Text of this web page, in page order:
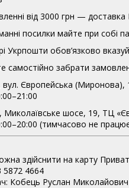
від 3000 грн —
посилки майте при собі
Укрпошти обов’язково
самостійно забрати
вул. Європейська (Миронова),
Миколаївське шосе, 19, ТЦ
(тимчасово не
здійснити на карту
5872 4664
Кобець Руслан Миколайович